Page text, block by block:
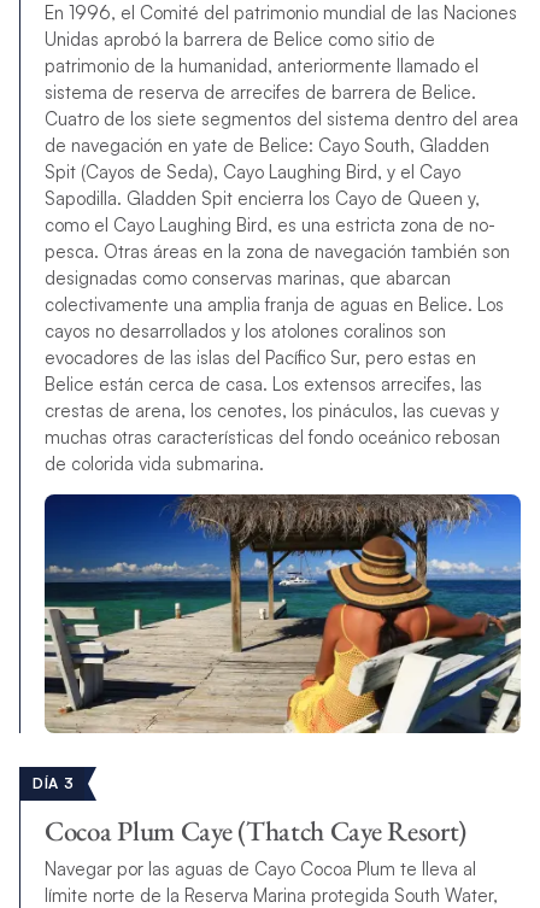
En 1996, el Comité del patrimonio mundial de las Naciones
Unidas aprobó la barrera de Belice como sitio de
patrimonio de la humanidad, anteriormente llamado el
sistema de reserva de arrecifes de barrera de Belice.
Cuatro de los siete segmentos del sistema dentro del area
de navegación en yate de Belice: Cayo South, Gladden
Spit (Cayos de Seda), Cayo Laughing Bird, y el Cayo
Sapodilla. Gladden Spit encierra los Cayo de Queen y,
como el Cayo Laughing Bird, es una estricta zona de no-
pesca. Otras áreas en la zona de navegación también son
designadas como conservas marinas, que abarcan
colectivamente una amplia franja de aguas en Belice. Los
cayos no desarrollados y los atolones coralinos son
evocadores de las islas del Pacífico Sur, pero estas en
Belice están cerca de casa. Los extensos arrecifes, las
crestas de arena, los cenotes, los pináculos, las cuevas y
muchas otras características del fondo oceánico rebosan
de colorida vida submarina.
DÍA 3
Cocoa Plum Caye (Thatch Caye Resort)
Navegar por las aguas de Cayo Cocoa Plum te lleva al
límite norte de la Reserva Marina protegida South Water,